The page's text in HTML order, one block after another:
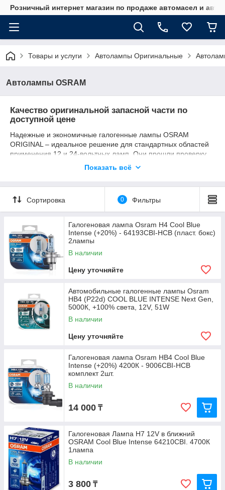
Розничный интернет магазин по продаже автомасел и
Товары и услуги Автолампы Оригинальные
Автолампы OSRAM
Качество оригинальной запасной части по
доступной цене
Надежные и экономичные галогенные лампы OSRAM
ORIGINAL – идеальное решение для стандартных областей
применения 12 и 24-вольтных ламп. Они прошли проверку
временем и установлены на миллионах новых автомобилей
широком ассортименте линейки ORIGINAL LINE.
Показать всё
Сортировка 0 Фильтры
Галогеновая лампа Osram H4 Cool Blue
Intense (+20%) - 64193CBI-HCB (пласт. бокс)
2лампы
В наличии
Цену уточняйте
Автомобильные галогенные лампы Osram
HB4 (P22d) COOL BLUE INTENSE Next Gen,
5000К, +100% света, 12V, 51W
В наличии
Цену уточняйте
Галогеновая лампа Osram HB4 Cool Blue
Intense (+20%) 4200К - 9006CBI-HCB
комплект 2шт.
В наличии
14 000 ₸
Галогеновая Лампа H7 12V в ближний
OSRAM Cool Blue Intense 64210CBI. 4700К
1лампа
В наличии
3 800 ₸